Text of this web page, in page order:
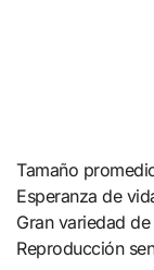
Tamaño
Esperanza de
Gran variedad
Reproducción